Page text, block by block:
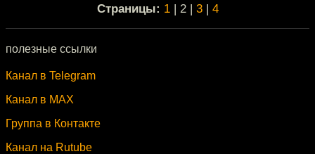
Cтраницы: 1| 2 | 3| 4
полезные ссылки
Канал в Telegram
Канал в MAX
Группа в Контакте
Канал на Rutube